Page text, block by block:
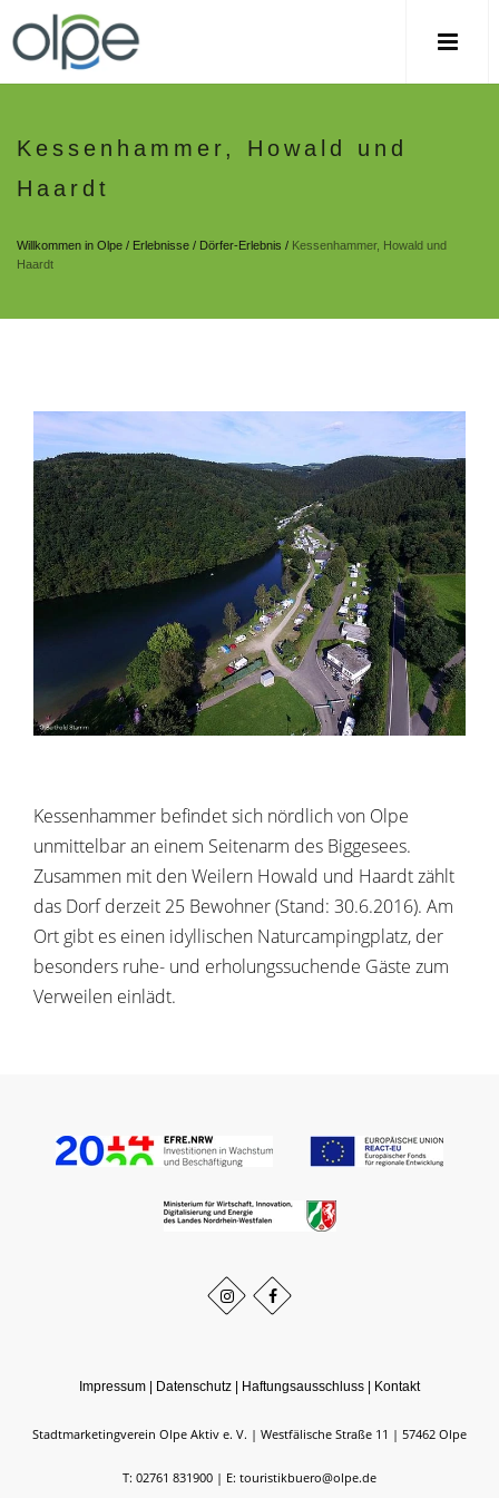
Kessenhammer, Howald und
Haardt
Willkommen in Olpe / Erlebnisse / Dörfer-Erlebnis / Kessenhammer, Howald und
Haardt
Kessenhammer befindet sich nördlich von Olpe
unmittelbar an einem Seitenarm des Biggesees.
Zusammen mit den Weilern Howald und Haardt zählt
das Dorf derzeit 25 Bewohner (Stand: 30.6.2016). Am
Ort gibt es einen idyllischen Naturcampingplatz, der
besonders ruhe- und erholungssuchende Gäste zum
Verweilen einlädt.
Impressum Datenschutz Haftungsausschluss Kontakt
Stadtmarketingverein Olpe Aktiv e. V. Westfälische Straße 11 57462 Olpe
T: 02761 831900 E: touristikbuero@olpe.de